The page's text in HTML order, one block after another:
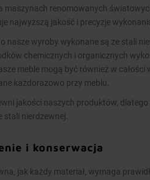
maszynach renomowanych
najwyższą jakość i precyzje
nasze wyroby wykonane są ze stali
chemicznych i organicznych
meble mogą być również w
każdorazowo przy meblu.
jakości naszych produktów,
stali nierdzewnej.
i konserwacja
jak każdy materiał, wymaga